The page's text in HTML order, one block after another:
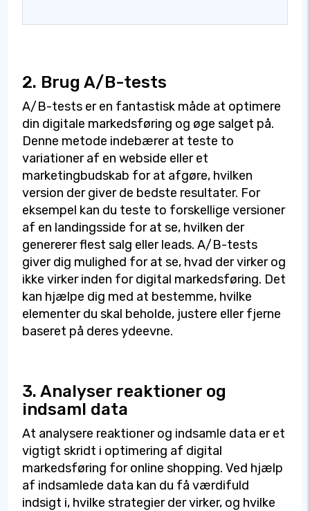
2. Brug A/B-tests
A/B-tests er en fantastisk måde at optimere
din digitale markedsføring og øge salget på.
Denne metode indebærer at teste to
variationer af en webside eller et
marketingbudskab for at afgøre, hvilken
version der giver de bedste resultater. For
eksempel kan du teste to forskellige versioner
af en landingsside for at se, hvilken der
genererer flest salg eller leads. A/B-tests
giver dig mulighed for at se, hvad der virker og
ikke virker inden for digital markedsføring. Det
kan hjælpe dig med at bestemme, hvilke
elementer du skal beholde, justere eller fjerne
baseret på deres ydeevne.
3. Analyser reaktioner og
indsaml data
At analysere reaktioner og indsamle data er et
vigtigt skridt i optimering af digital
markedsføring for online shopping. Ved hjælp
af indsamlede data kan du få værdifuld
indsigt i, hvilke strategier der virker, og hvilke